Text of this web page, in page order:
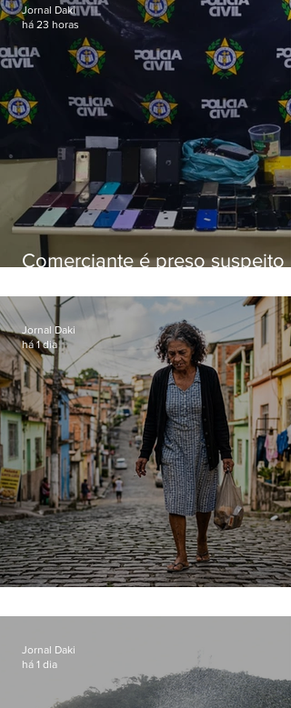
Comerciante é preso suspeito
loja
Jornal Daki
há 23 horas
Jornal Daki
há 1 dia
Jornal Daki
há 1 dia